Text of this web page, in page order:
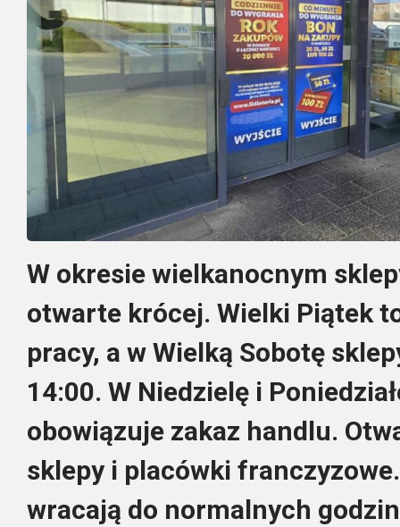
W okresie wielkanocnym
otwarte krócej. Wielki Piątek
pracy, a w Wielką Sobotę
14:00. W Niedzielę i
obowiązuje zakaz handlu.
sklepy i placówki
wracają do normalnych